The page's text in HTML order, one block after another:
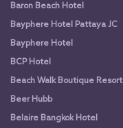
Baron Beach Hotel
Bayphere Hotel Pattaya JC
Bayphere Hotel
BCP Hotel
Beach Walk Boutique Resort
Beer Hubb
Belaire Bangkok Hotel